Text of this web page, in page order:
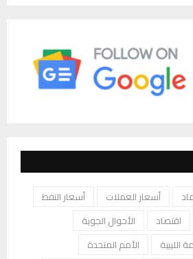
أسعار العملات
أسعار النفط
اقتصاد
الأحوال الجوية
الليبية
الأمم المتحدة